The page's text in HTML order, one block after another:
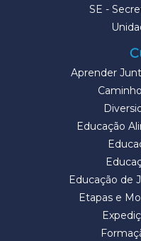
SE -
Aprender
Educação
Educação de
Etapas e